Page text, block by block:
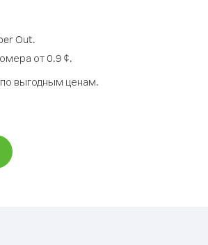
Out.
от 0.9 ¢.
по выгодным ценам.